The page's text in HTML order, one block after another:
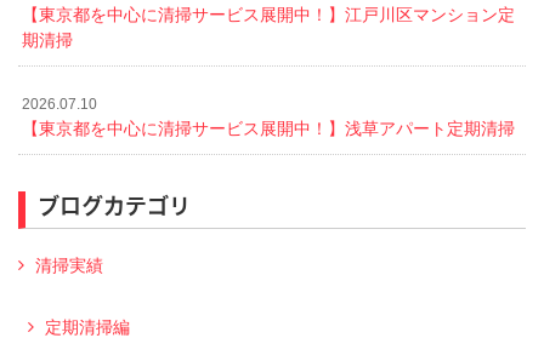
【東京都を中心に清掃サービス展開中！】江戸川区マンション定
期清掃
2026.07.10
【東京都を中心に清掃サービス展開中！】浅草アパート定期清掃
ブログカテゴリ
清掃実績
定期清掃編